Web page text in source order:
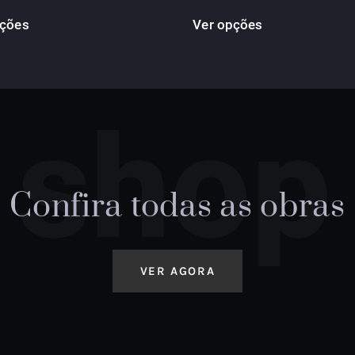
Ver opções
Confira todas as obras
VER AGORA
shop